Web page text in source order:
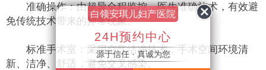
准确操作：由超导全程监控，医生准确施术，有效避
免传统技术带来的异常现象。
标准手术室：采用空气洁净技术，手术空间环境清
新、洁净、舒适，避免交叉感染。
白领安琪儿妇产医院
24H预约中心
源于信任 · 真诚为您